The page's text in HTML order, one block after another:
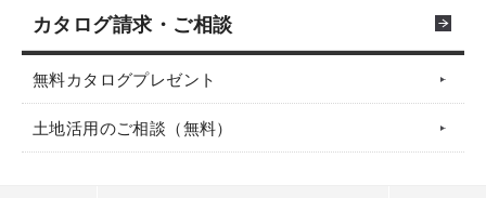
カタログ請求・ご相談
無料カタログプレゼント
土地活用のご相談（無料）